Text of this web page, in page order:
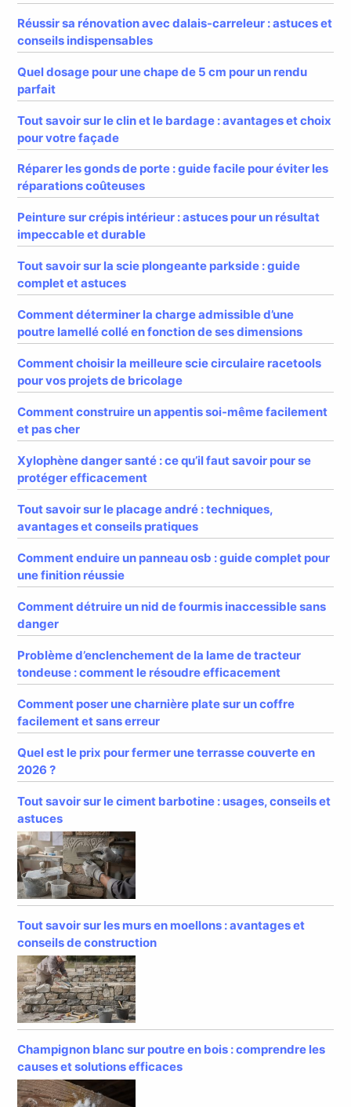
Réussir sa rénovation avec dalais-carreleur : astuces et
conseils indispensables
Quel dosage pour une chape de 5 cm pour un rendu
parfait
Tout savoir sur le clin et le bardage : avantages et choix
pour votre façade
Réparer les gonds de porte : guide facile pour éviter les
réparations coûteuses
Peinture sur crépis intérieur : astuces pour un résultat
impeccable et durable
Tout savoir sur la scie plongeante parkside : guide
complet et astuces
Comment déterminer la charge admissible d’une
poutre lamellé collé en fonction de ses dimensions
Comment choisir la meilleure scie circulaire racetools
pour vos projets de bricolage
Comment construire un appentis soi-même facilement
et pas cher
Xylophène danger santé : ce qu’il faut savoir pour se
protéger efficacement
Tout savoir sur le placage andré : techniques,
avantages et conseils pratiques
Comment enduire un panneau osb : guide complet pour
une finition réussie
Comment détruire un nid de fourmis inaccessible sans
danger
Problème d’enclenchement de la lame de tracteur
tondeuse : comment le résoudre efficacement
Comment poser une charnière plate sur un coffre
facilement et sans erreur
Quel est le prix pour fermer une terrasse couverte en
2026 ?
Tout savoir sur le ciment barbotine : usages, conseils et
astuces
Tout savoir sur les murs en moellons : avantages et
conseils de construction
Champignon blanc sur poutre en bois : comprendre les
causes et solutions efficaces